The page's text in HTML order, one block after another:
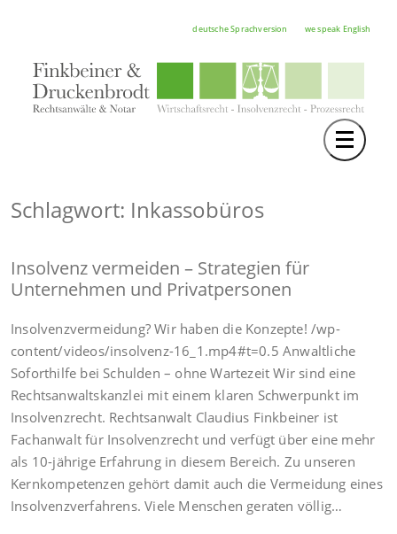
deutsche Sprachversion we speak English
Toggle
RECHTSGEBIETE
FORTBILDUNGEN
KARRIERE
SERVICE
Schlagwort: Inkassobüros
Insolvenz vermeiden – Strategien für
Unternehmen und Privatpersonen
Insolvenzvermeidung? Wir haben die Konzepte! /wp-
content/videos/insolvenz-16_1.mp4#t=0.5 Anwaltliche
Soforthilfe bei Schulden – ohne Wartezeit Wir sind eine
Rechtsanwaltskanzlei mit einem klaren Schwerpunkt im
Insolvenzrecht. Rechtsanwalt Claudius Finkbeiner ist
Fachanwalt für Insolvenzrecht und verfügt über eine mehr
als 10-jährige Erfahrung in diesem Bereich. Zu unseren
Kernkompetenzen gehört damit auch die Vermeidung eines
Insolvenzverfahrens. Viele Menschen geraten völlig…